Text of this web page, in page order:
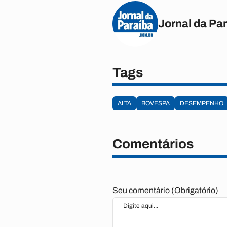
Jornal da
Tags
ALTA BOVESPA DESEMPENHO
Comentários
Seu comentário (Obrigatório)